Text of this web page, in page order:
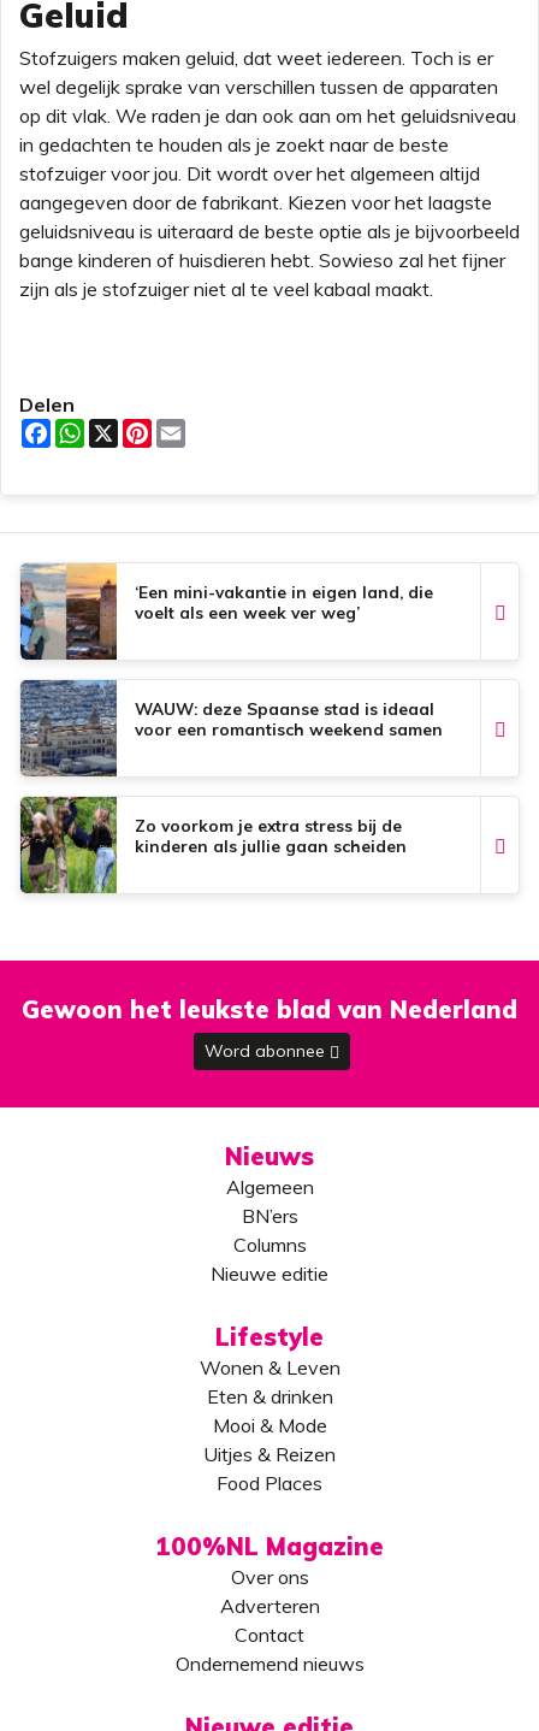
Geluid
Stofzuigers maken geluid, dat weet iedereen. Toch is er
wel degelijk sprake van verschillen tussen de apparaten
op dit vlak. We raden je dan ook aan om het geluidsniveau
in gedachten te houden als je zoekt naar de beste
stofzuiger voor jou. Dit wordt over het algemeen altijd
aangegeven door de fabrikant. Kiezen voor het laagste
geluidsniveau is uiteraard de beste optie als je bijvoorbeeld
bange kinderen of huisdieren hebt. Sowieso zal het fijner
zijn als je stofzuiger niet al te veel kabaal maakt.
Delen
F
a
k
W
h
p
X
P
s
‘Een mini-vakantie in eigen land, die
voelt als een week ver weg’
WAUW: deze Spaanse stad is ideaal
voor een romantisch weekend samen
Zo voorkom je extra stress bij de
kinderen als jullie gaan scheiden
Gewoon het leukste blad van Nederland
Word abonnee
Nieuws
Algemeen
BN’ers
Columns
Nieuwe editie
Lifestyle
Wonen & Leven
Eten & drinken
Mooi & Mode
Uitjes & Reizen
Food Places
100%NL Magazine
Over ons
Adverteren
Contact
Ondernemend nieuws